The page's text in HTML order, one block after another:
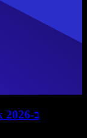
החלופות הטובות ביותר ל-Gemini Spark ב-2026